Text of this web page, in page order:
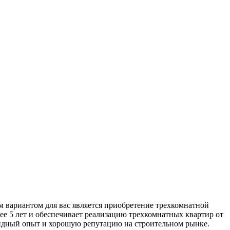
для вас является приобретение трехкомнатной
лет и обеспечивает реализацию трехкомнатных квартир от
опыт и хорошую репутацию на строительном рынке.